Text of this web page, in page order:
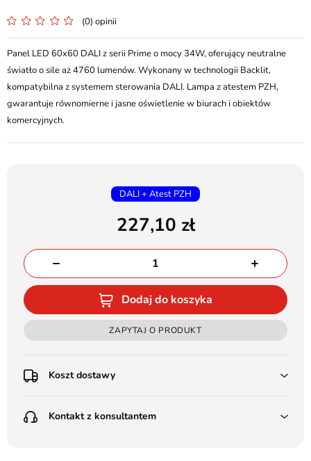
(0) opinii
Panel LED 60x60 DALI z serii Prime o mocy 34W, oferujący neutralne
światło o sile aż 4760 lumenów. Wykonany w technologii Backlit,
kompatybilna z systemem sterowania DALI. Lampa z atestem PZH,
gwarantuje równomierne i jasne oświetlenie w biurach i obiektów
komercyjnych.
DALI + Atest PZH
227,10
Dodaj do koszyka
ZAPYTAJ O PRODUKT
Koszt dostawy
Poczta Polska Kurier 48H - 11 zł
Kontakt z konsultantem